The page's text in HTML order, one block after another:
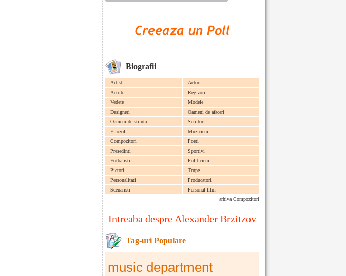
Biografii
Artisti
Actori
Actrite
Regizori
Vedete
Modele
Designeri
Oameni de afaceri
Oameni de stiinta
Scriitori
Filozofi
Muzicieni
Compozitori
Poeti
Presedinti
Sportivi
Fotbalisti
Politicieni
Pictori
Trupe
Personalitati
Producatori
Scenaristi
Personal film
arhiva Compozitori
Intreaba despre Alexander Brzitzov
Tag-uri Populare
music department